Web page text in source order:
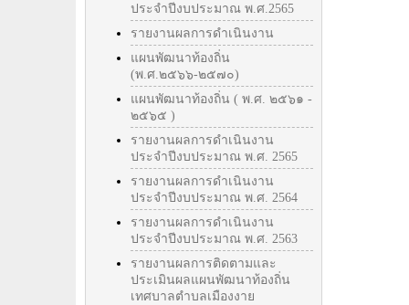
ประจำปีงบประมาณ พ.ศ.2565
รายงานผลการดำเนินงาน
แผนพัฒนาท้องถิ่น
(พ.ศ.๒๕๖๖-๒๕๗๐)
แผนพัฒนาท้องถิ่น ( พ.ศ. ๒๕๖๑ -
๒๕๖๕ )
รายงานผลการดำเนินงาน
ประจำปีงบประมาณ พ.ศ. 2565
รายงานผลการดำเนินงาน
ประจำปีงบประมาณ พ.ศ. 2564
รายงานผลการดำเนินงาน
ประจำปีงบประมาณ พ.ศ. 2563
รายงานผลการติดตามและ
ประเมินผลแผนพัฒนาท้องถิ่น
เทศบาลตำบลเมืองงาย